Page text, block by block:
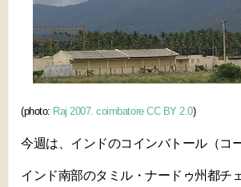
(photo: Raj 2007. coimbatore CC BY 2.0)
今週は、インドのコインバトール（コ
インド南部のタミル・ナードゥ州都チ